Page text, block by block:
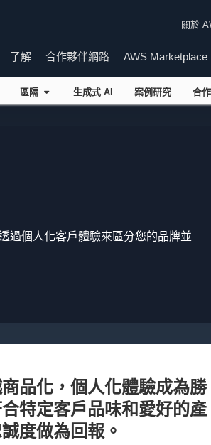
關於
了解 合作夥伴網路 AWS Marketplace
區隔 生成式 AI 案例研究 合
過個人化客戶體驗來區分您的品牌並
品化，個人化體驗成為勝
特定客戶品味和愛好的產
度做為回報。